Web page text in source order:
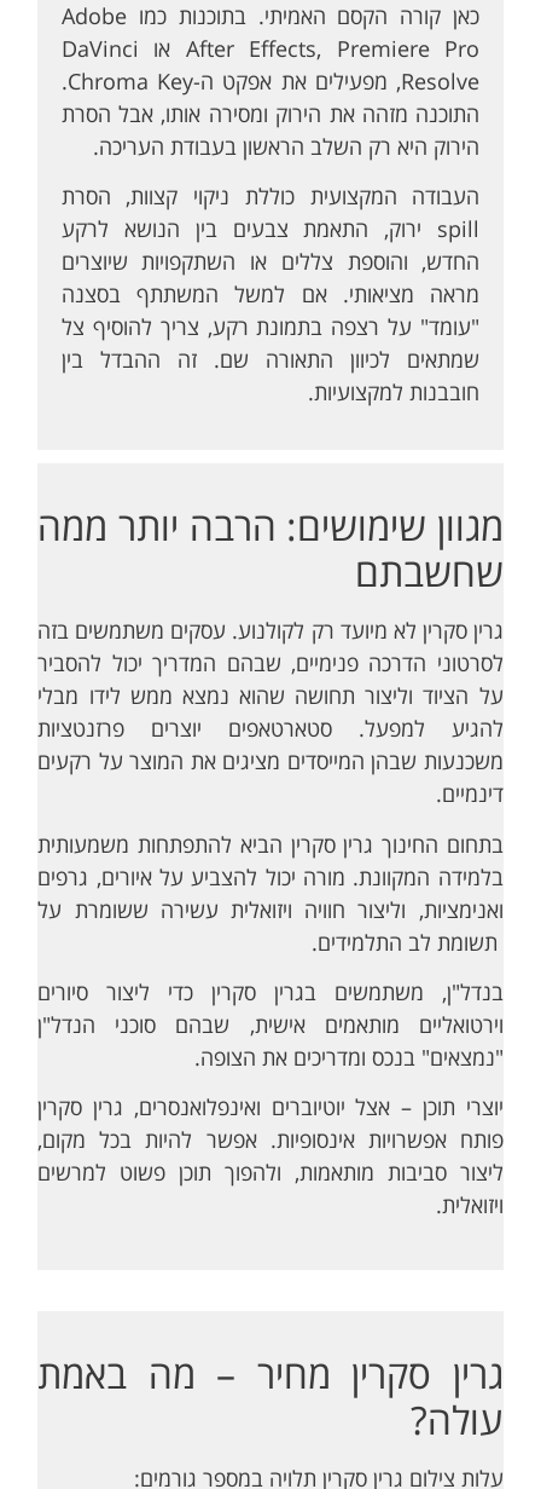
כאן קורה הקסם האמיתי. בתוכנות כמו Adobe
After Effects, Premiere Pro או DaVinci
Resolve, מפעילים את אפקט ה-Chroma Key.
התוכנה מזהה את הירוק ומסירה אותו, אבל הסרת
הירוק היא רק השלב הראשון בעבודת העריכה.
העבודה המקצועית כוללת ניקוי קצוות, הסרת
spill ירוק, התאמת צבעים בין הנושא לרקע
החדש, והוספת צללים או השתקפויות שיוצרים
מראה מציאותי. אם למשל המשתתף בסצנה
"עומד" על רצפה בתמונת רקע, צריך להוסיף צל
שמתאים לכיוון התאורה שם. זה ההבדל בין
חובבנות למקצועיות.
מגוון שימושים: הרבה יותר ממה
שחשבתם
גרין סקרין לא מיועד רק לקולנוע. עסקים משתמשים בזה
לסרטוני הדרכה פנימיים, שבהם המדריך יכול להסביר
על הציוד וליצור תחושה שהוא נמצא ממש לידו מבלי
להגיע למפעל. סטארטאפים יוצרים פרזנטציות
משכנעות שבהן המייסדים מציגים את המוצר על רקעים
דינמיים.
בתחום החינוך גרין סקרין הביא להתפתחות משמעותית
בלמידה המקוונת. מורה יכול להצביע על איורים, גרפים
ואנימציות, וליצור חוויה ויזואלית עשירה ששומרת על
תשומת לב התלמידים.
בנדל"ן, משתמשים בגרין סקרין כדי ליצור סיורים
וירטואליים מותאמים אישית, שבהם סוכני הנדל"ן
"נמצאים" בנכס ומדריכים את הצופה.
יוצרי תוכן – אצל יוטיוברים ואינפלואנסרים, גרין סקרין
פותח אפשרויות אינסופיות. אפשר להיות בכל מקום,
ליצור סביבות מותאמות, ולהפוך תוכן פשוט למרשים
ויזואלית.
גרין סקרין מחיר – מה באמת
עולה?
עלות צילום גרין סקרין תלויה במספר גורמים: